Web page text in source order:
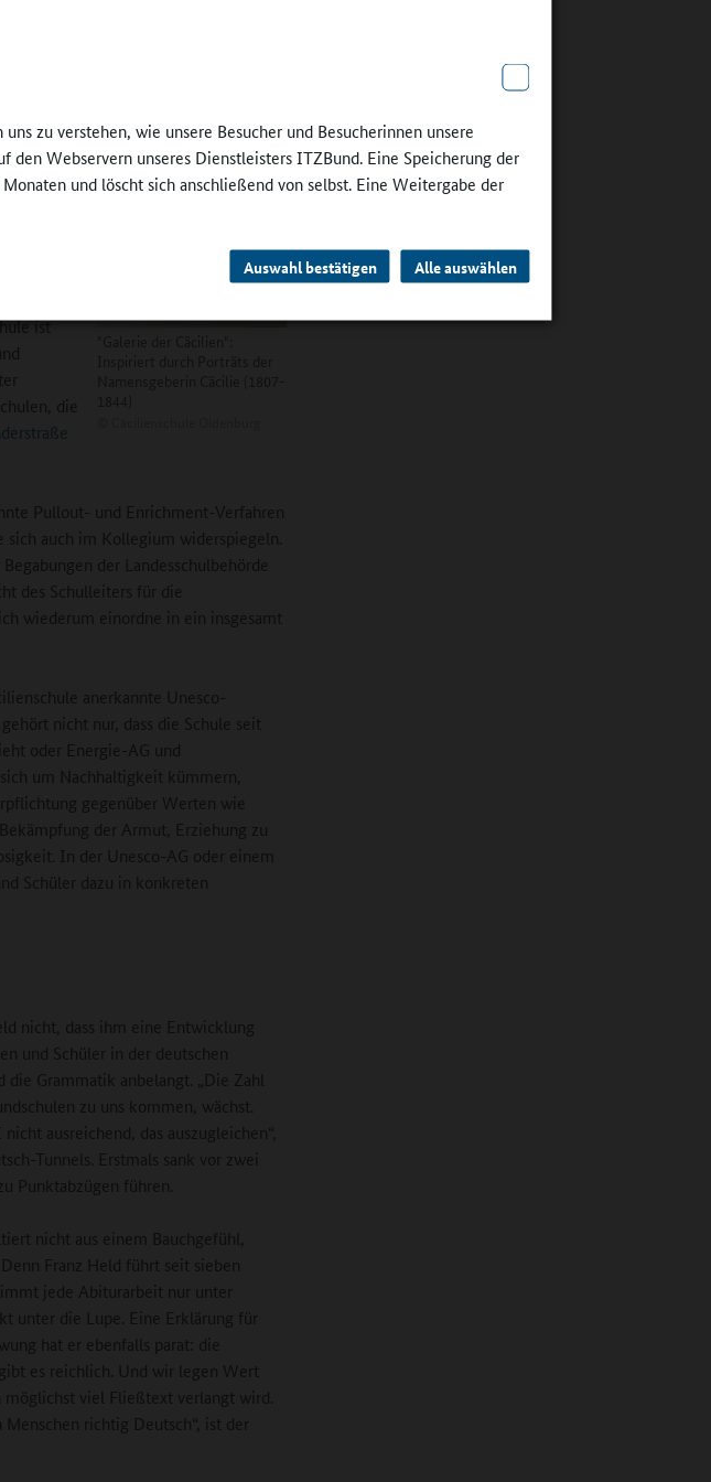
zu verstehen, wie unsere Besucher und Besucherinnen unsere
Webservern unseres Dienstleisters ITZBund. Eine Speicherung der
und löscht sich anschließend von selbst. Eine Weitergabe der
Auswahl bestätigen Alle auswählen
werden. Wer zu den
fördern,
ist
die
Pullout- und Enrichment-Verfahren
auch im Kollegium widerspiegeln.
der Landesschulbehörde
des Schulleiters für die
wiederum einordne in ein insgesamt
anerkannte Unesco-
nicht nur, dass die Schule seit
oder Energie-AG und
um Nachhaltigkeit kümmern,
gegenüber Werten wie
der Armut, Erziehung zu
In der Unesco-AG oder einem
Schüler dazu in konkreten
nicht, dass ihm eine Entwicklung
und Schüler in der deutschen
die Grammatik anbelangt. „Die Zahl
zu uns kommen, wächst.
ausreichend, das auszugleichen“,
Tunnels. Erstmals sank vor zwei
Punktabzügen führen.
nicht aus einem Bauchgefühl,
Denn Franz Held führt seit sieben
jede Abiturarbeit nur unter
unter die Lupe. Eine Erklärung für
hat er ebenfalls parat: die
es reichlich. Und wir legen Wert
möglichst viel Fließtext verlangt wird.
richtig Deutsch“, ist der